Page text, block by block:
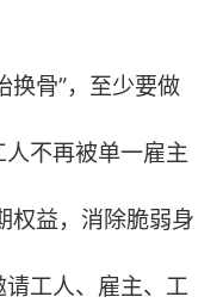
换骨”，至少要做
不再被单一雇主
益，消除脆弱身
工人、雇主、工